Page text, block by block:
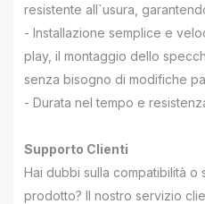
resistente all`usura,
- Installazione semplice e
play, il montaggio dello
senza bisogno di modifiche
- Durata nel tempo e
Supporto Clienti
Hai dubbi sulla compatibilità o
prodotto? Il nostro servizio